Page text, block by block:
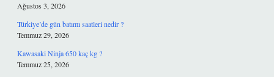
Ağustos 3, 2026
Türkiye’de gün batımı saatleri nedir ?
Temmuz 29, 2026
Kawasaki Ninja 650 kaç kg ?
Temmuz 25, 2026